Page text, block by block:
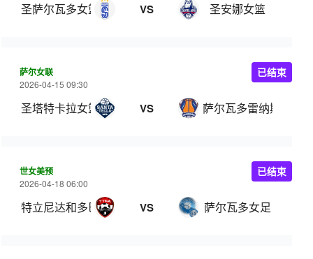
圣萨尔瓦多女篮 VS 圣安娜女篮
萨尔女联
2026-04-15 09:30
圣塔特卡拉女篮 VS 萨尔瓦多雷纳斯女篮
已结束
世女美预
2026-04-18 06:00
特立尼达和多巴哥女足 VS 萨尔瓦多女足
已结束